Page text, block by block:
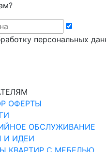
персональных
ОФЕРТЫ
ОБСЛУЖИВАНИЕ
И ИДЕИ
КВАРТИР С МЕБЕЛЬЮ